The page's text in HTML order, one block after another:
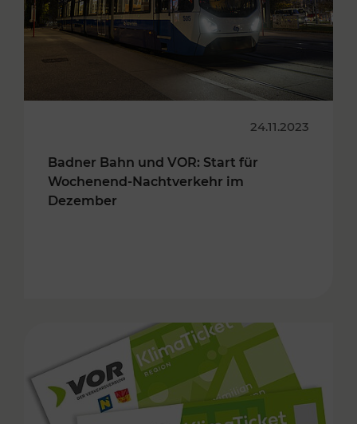
24.11.2023
Badner Bahn und VOR: Start für
Wochenend-Nachtverkehr im
Dezember